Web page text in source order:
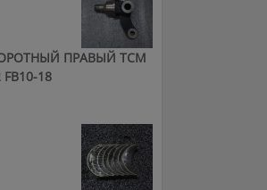
ПРАВЫЙ ТСМ
FB10-18